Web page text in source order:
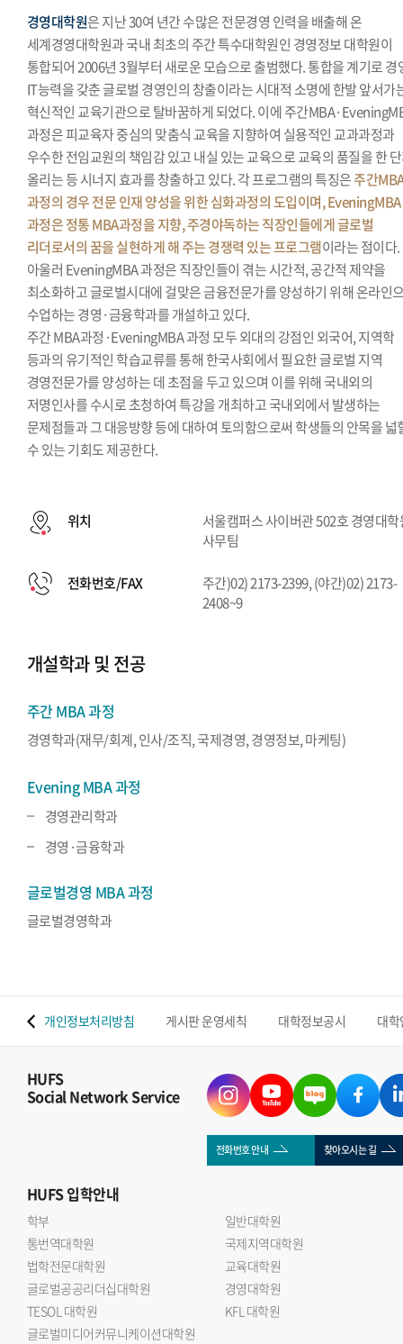
경영대학원은 지난 30여 년간 수많은 전문경영 인력을 배출해 온
세계경영대학원과 국내 최초의 주간 특수대학원인 경영정보 대학원이
통합되어 2006년 3월부터 새로운 모습으로 출범했다. 통합을 계기로 경
IT능력을 갖춘 글로벌 경영인의 창출이라는 시대적 소명에 한발 앞서가
혁신적인 교육기관으로 탈바꿈하게 되었다. 이에 주간
과정은 피교육자 중심의 맞춤식 교육을 지향하여 실용적인 교과과정과
우수한 전임교원의 책임감 있고 내실 있는 교육으로 교육의 품질을 한
올리는 등 시너지 효과를 창출하고 있다. 각 프로그램의 특징은주간
과정의 경우 전문 인재 양성을 위한 심화과정의 도입이며, EveningMBA
과정은 정통 MBA과정을 지향, 주경야독하는 직장인들에게 글로벌
리더로서의 꿈을 실현하게 해 주는 경쟁력 있는 프로그램이라는 점이다.
아울러 EveningMBA 과정은 직장인들이 겪는 시간적, 공간적 제약을
최소화하고 글로벌시대에 걸맞은 금융전문가를 양성하기 위해 온라인
수업하는 경영·금융학과를 개설하고 있다.
주간 MBA과정·EveningMBA 과정 모두 외대의 강점인 외국어, 지역학
등과의 유기적인 학습교류를 통해 한국사회에서 필요한 글로벌 지역
경영전문가를 양성하는 데 초점을 두고 있으며 이를 위해 국내외의
저명인사를 수시로 초청하여 특강을 개최하고 국내외에서 발생하는
문제점들과 그 대응방향 등에 대하여 토의함으로써 학생들의 안목을 넓
수 있는 기회도 제공한다.
위치
서울캠퍼스 사이버관 502호 경영대
사무팀
전화번호/FAX
주간)02) 2173-2399, (야간)02) 2173-
2408~9
개설학과 및 전공
주간 MBA 과정
경영학과(재무/회계, 인사/조직, 국제경영, 경영정보, 마케팅)
Evening MBA 과정
경영관리학과
경영·금융학과
글로벌경영 MBA 과정
글로벌경영학과
개인정보처리방침 게시판 운영세칙 대학정보공시 대
HUFS
Social Network Service
전화번호 안내 찾아오시는 길
HUFS입학안내
학부
일반대학원
통번역대학원
국제지역대학원
법학전문대학원
교육대학원
글로벌공공리더십대학원
경영대학원
TESOL 대학원
KFL 대학원
글로벌미디어커뮤니케이션대학원